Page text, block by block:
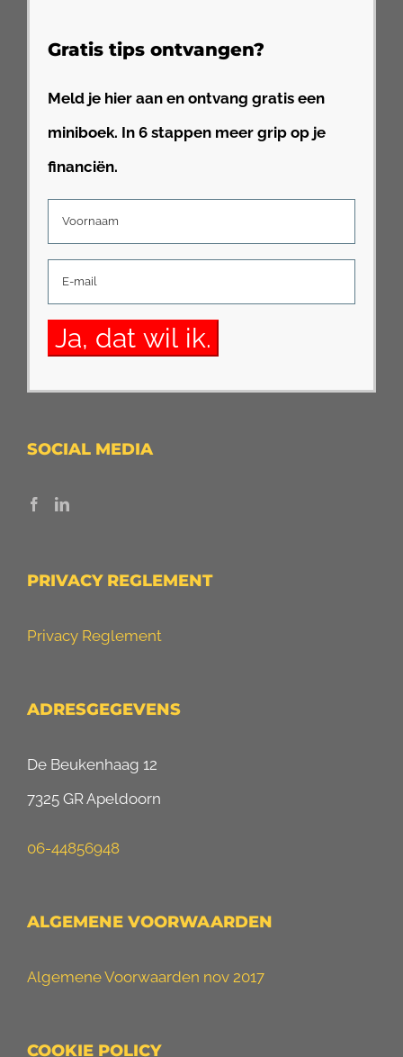
Gratis tips ontvangen?
Meld je hier aan en ontvang gratis een
miniboek. In 6 stappen meer grip op je
financiën.
SOCIAL MEDIA
PRIVACY REGLEMENT
Privacy Reglement
ADRESGEGEVENS
De Beukenhaag 12
7325 GR Apeldoorn
06-44856948
ALGEMENE VOORWAARDEN
Algemene Voorwaarden nov 2017
COOKIE POLICY